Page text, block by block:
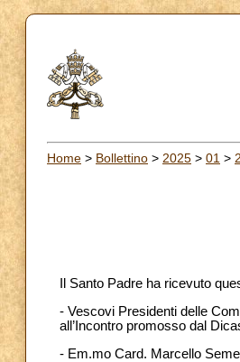
Home > Bollettino > 2025 > 01 >
Il Santo Padre ha ricevuto
- Vescovi Presidenti delle
all’Incontro promosso dal
- Em.mo Card. Marcello